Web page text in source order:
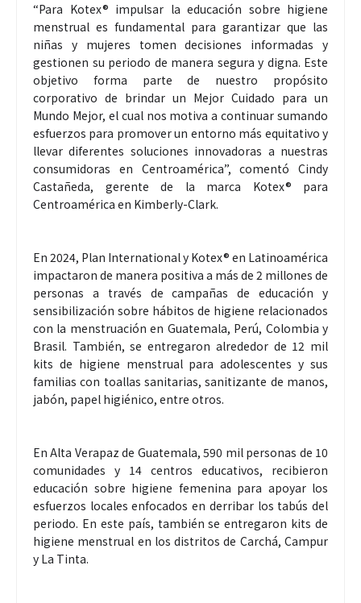
“Para Kotex® impulsar la educación sobre higiene
menstrual es fundamental para garantizar que las
niñas y mujeres tomen decisiones informadas y
gestionen su periodo de manera segura y digna. Este
objetivo forma parte de nuestro propósito
corporativo de brindar un Mejor Cuidado para un
Mundo Mejor, el cual nos motiva a continuar sumando
esfuerzos para promover un entorno más equitativo y
llevar diferentes soluciones innovadoras a nuestras
consumidoras en Centroamérica”, comentó Cindy
Castañeda, gerente de la marca Kotex® para
Centroamérica en Kimberly-Clark.
En 2024, Plan International y Kotex® en Latinoamérica
impactaron de manera positiva a más de 2 millones de
personas a través de campañas de educación y
sensibilización sobre hábitos de higiene relacionados
con la menstruación en Guatemala, Perú, Colombia y
Brasil. También, se entregaron alrededor de 12 mil
kits de higiene menstrual para adolescentes y sus
familias con toallas sanitarias, sanitizante de manos,
jabón, papel higiénico, entre otros.
En Alta Verapaz de Guatemala, 590 mil personas de 10
comunidades y 14 centros educativos, recibieron
educación sobre higiene femenina para apoyar los
esfuerzos locales enfocados en derribar los tabús del
periodo. En este país, también se entregaron kits de
higiene menstrual en los distritos de Carchá, Campur
y La Tinta.